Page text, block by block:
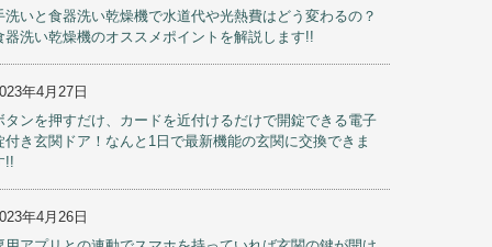
洗いと食器洗い乾燥機で水道代や光熱費はどう変わるの？
器洗い乾燥機のオススメポイントを解説します!!
年4月27日
タンを押すだけ、カードを近付けるだけで開錠できる電子
付き玄関ドア！なんと1日で最新機能の玄関に交換できま
!!
年4月26日